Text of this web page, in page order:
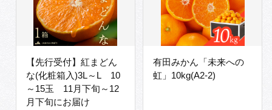
【先行受付】紅まどん
な(化粧箱入)3L～L 10
～15玉 11月下旬～12
月下旬にお届け
有田みかん「未来への
虹」10kg(A2-2)